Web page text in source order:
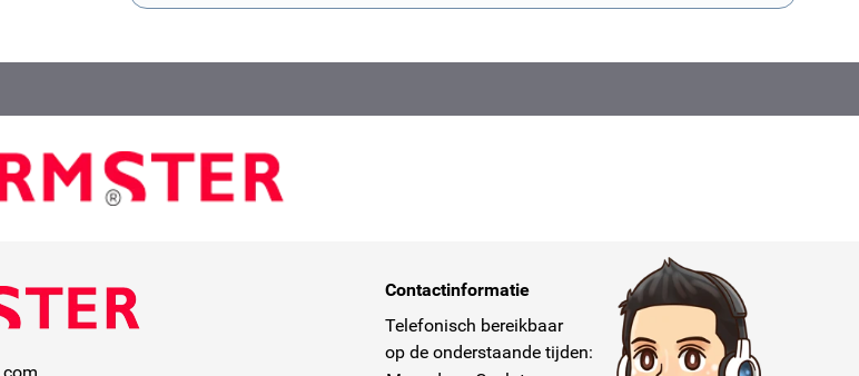
Dit formulier wordt beschermd door reCAPTCHA. Hetprivacybeleid van Googleen de
Contactinformatie
Telefonisch bereikbaar
op de onderstaande tijden: